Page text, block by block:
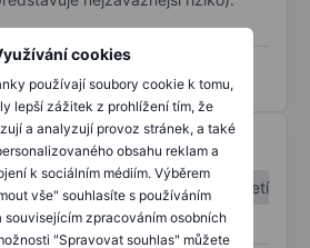
cookies
používají soubory cookie k tomu,
lepší zážitek z prohlížení tím, že
a analyzují provoz stránek, a také
obsahu reklam a
k sociálním médiím. Výběrem
vše" souhlasíte s používáním
souvisejícím zpracováním osobních
"Spravovat souhlas" můžete
rizik ESG
/
1. čtvrtletí
2. čtvrtletí